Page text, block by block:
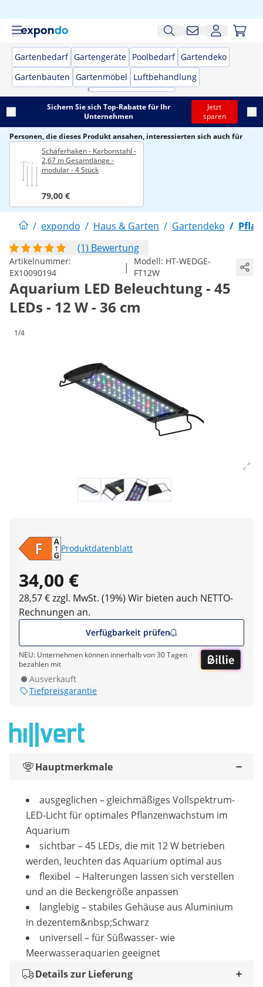
Gartenbedarf Gartengeräte Poolbedarf Gartendeko
Gartenbauten Gartenmöbel Luftbehandlung
Sichern Sie sich Top-Rabatte für Ihr
Unternehmen
Jetzt
sparen
Personen, die dieses Produkt ansahen, interessierten sich auch für
Schäferhaken - Karbonstahl -
2,67 m Gesamtlänge -
modular - 4 Stück
79,00 €
/ expondo / Haus & Garten / Gartendeko /
(1) Bewertung
Artikelnummer:
EX10090194
| Modell: HT-WEDGE-
FT12W
Aquarium LED Beleuchtung - 45
LEDs - 12 W - 36 cm
1/4
Produktdatenblatt
34,00 €
28,57 € zzgl. MwSt. (19%) Wir bieten auch NETTO-
Rechnungen an.
Verfügbarkeit prüfen
NEU: Unternehmen können innerhalb von 30 Tagen
bezahlen mit
Ausverkauft
Tiefpreisgarantie
Hauptmerkmale
ausgeglichen – gleichmäßiges Vollspektrum-
LED-Licht für optimales Pflanzenwachstum im
Aquarium
sichtbar – 45 LEDs, die mit 12 W betrieben
werden, leuchten das Aquarium optimal aus
flexibel – Halterungen lassen sich verstellen
und an die Beckengröße anpassen
langlebig – stabiles Gehäuse aus Aluminium
in dezentem&nbsp;Schwarz
universell – für Süßwasser- wie
Meerwasseraquarien geeignet
Details zur Lieferung